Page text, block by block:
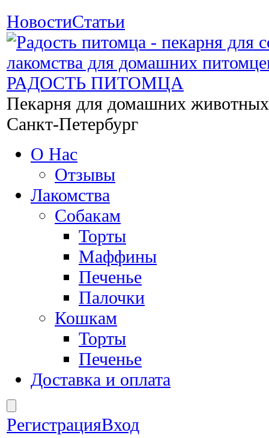
НовостиСтатьи
РАДОСТЬ ПИТОМЦА
Пекарня для домашних животных
Санкт-Петербург
О Нас
Отзывы
Лакомства
Собакам
Торты
Маффины
Печенье
Палочки
Кошкам
Торты
Печенье
Доставка и оплата
РегистрацияВход